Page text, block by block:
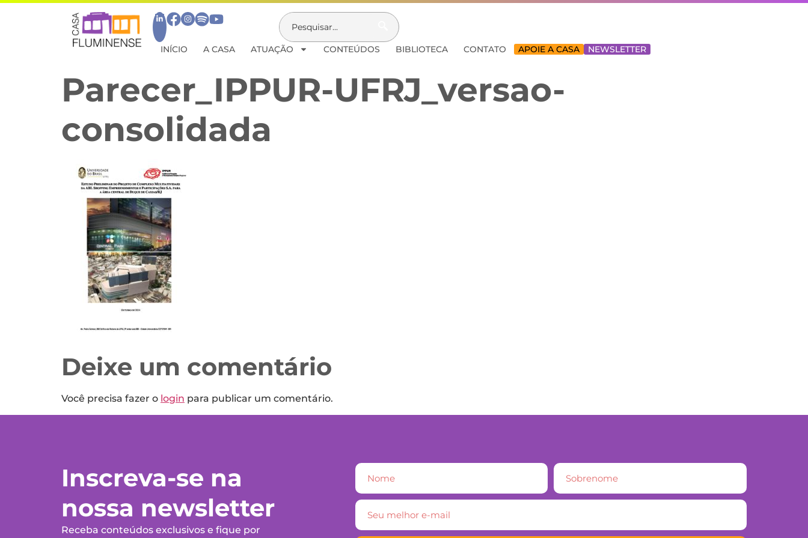
INÍCIO A CASA ATUAÇÃO CONTEÚDOS BIBLIOTECA CONTATO APOIE A CASA NEWSLETTER
Parecer_IPPUR-UFRJ_versao-
consolidada
Deixe um comentário
Você precisa fazer o login para publicar um comentário.
Inscreva-se na
nossa newsletter
Receba conteúdos exclusivos e fique por